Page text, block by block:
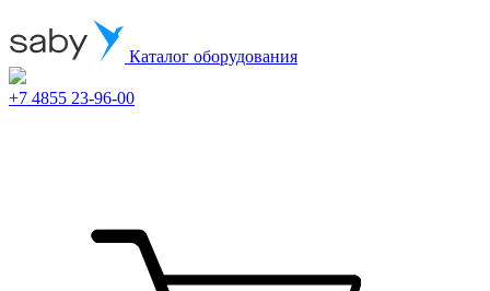
Каталог оборудования
+7 4855 23-96-00